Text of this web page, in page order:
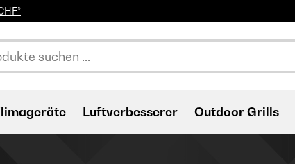
Luftverbesserer Outdoor Grills